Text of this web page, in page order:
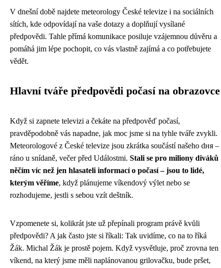
V dnešní době najdete meteorology České televize i na sociálních
sítích, kde odpovídají na vaše dotazy a doplňují vysílané
předpovědi. Tahle přímá komunikace posiluje vzájemnou důvěru a
pomáhá jim lépe pochopit, co vás vlastně zajímá a co potřebujete
vědět.
Hlavní tváře předpovědi počasí na obrazovce
Když si zapnete televizi a čekáte na předpověď počasí,
pravděpodobně vás napadne, jak moc jsme si na tyhle tváře zvykli.
Meteorologové z České televize jsou zkrátka součástí našeho dня –
ráno u snídaně, večer před Událostmi. Stali se pro miliony diváků
něčím víc než jen hlasateli informací o počasí – jsou to lidé,
kterým věříme, když plánujeme víkendový výlet nebo se
rozhodujeme, jestli s sebou vzít deštník.
Vzpomenete si, kolikrát jste už přepínali program právě kvůli
předpovědi? A jak často jste si říkali: Tak uvidíme, co na to říká
Žák. Michal Žák je prostě pojem. Když vysvětluje, proč zrovna ten
víkend, na který jsme měli naplánovanou grilovačku, bude pršet,